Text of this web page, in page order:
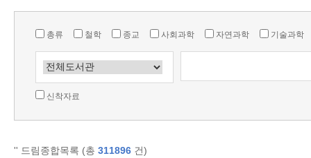
총류 철학 종교 사회과학 자연과학 기술과학
신착자료
'' 드림종합목록 (총 311896 건)